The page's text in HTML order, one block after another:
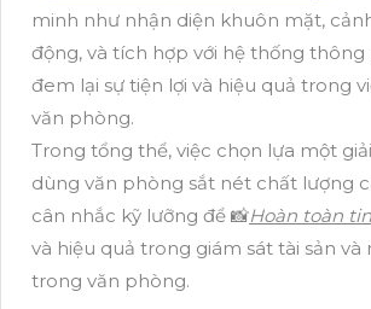
minh như nhận diện khuôn mặt,
động, và tích hợp với hệ thống
đem lại sự tiện lợi và hiệu quả trong
văn phòng.
Trong tổng thể, việc chọn lựa một
dùng văn phòng sắt nét chất lượng
cân nhắc kỹ lưỡng để 📸Hoàn toàn
và hiệu quả trong giám sát tài sản và
trong văn phòng.